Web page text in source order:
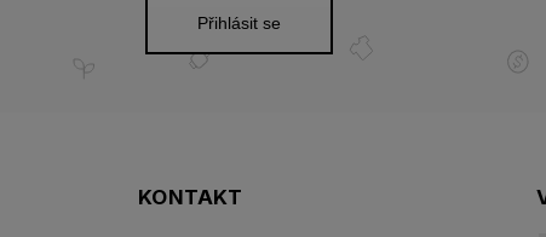
KONTAKT
Přihlásit se